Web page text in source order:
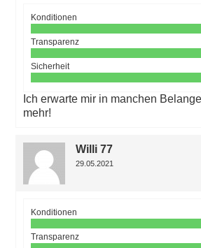
Konditionen
Transparenz
Sicherheit
Ich erwarte mir in manchen
mehr!
Willi 77
29.05.2021
Konditionen
Transparenz